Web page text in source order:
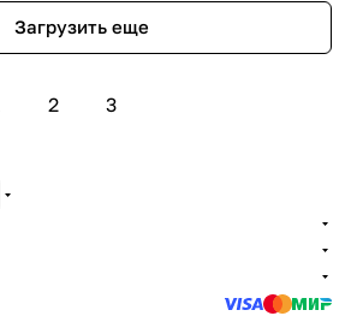
Загрузить еще
2 3